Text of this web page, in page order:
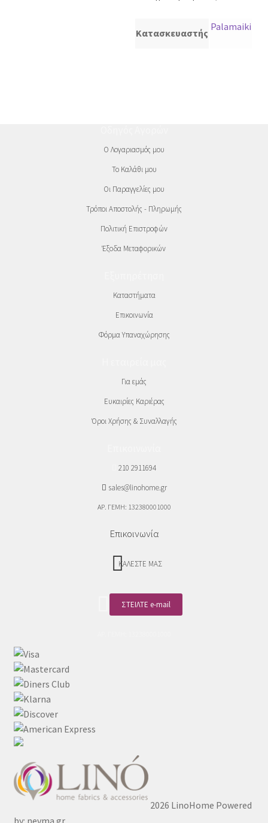
Κατασκευαστής
Palamaiki
Ο Λογαριασμός μου
Το Καλάθι μου
Οι Παραγγελίες μου
Τρόποι Αποστολής - Πληρωμής
Πολιτική Επιστροφών
Έξοδα Μεταφορικών
Καταστήματα
Επικοινωνία
Φόρμα Υπαναχώρησης
Για εμάς
Ευκαιρίες Καριέρας
Όροι Χρήσης & Συναλλαγής
210 2911694
sales@linohome.gr
ΑΡ. ΓΕΜΗ: 132380001000
Επικοινωνία
ΚΑΛΕΣΤΕ ΜΑΣ
ΣΤΕΙΛΤΕ e-mail
2026 LinoHome Powered
by: nevma.gr